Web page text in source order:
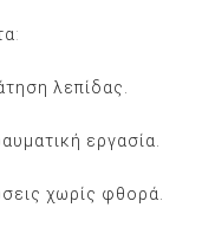
:
λεπίδας.
εργασία.
χωρίς φθορά.